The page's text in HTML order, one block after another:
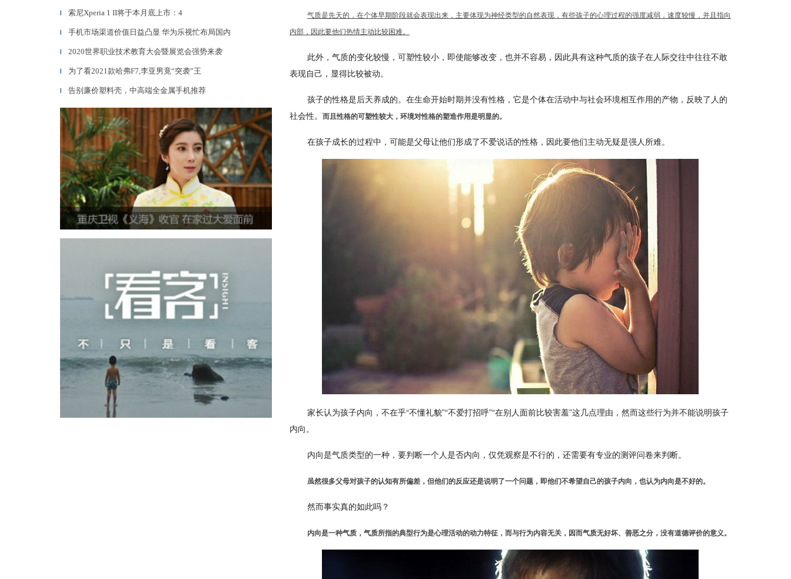
▎ 索尼Xperia 1 II将于本月底上市：4
▎ 手机市场渠道价值日益凸显 华为乐视忙布局国内
▎ 2020世界职业技术教育大会暨展览会强势来袭
▎ 为了看2021款哈弗F7,李亚男竟“突袭”王
▎ 告别廉价塑料壳，中高端全金属手机推荐
气质是先天的，在个体早期阶段就会表现出来，主要体现为神经类型的自然表现，有些孩子的心理过程的强度减弱，速度较慢，并且指向
内部，因此要他们热情主动比较困难。
此外，气质的变化较慢，可塑性较小，即使能够改变，也并不容易，因此具有这种气质的孩子在人际交往中往往不敢
表现自己，显得比较被动。
孩子的性格是后天养成的。在生命开始时期并没有性格，它是个体在活动中与社会环境相互作用的产物，反映了人的
社会性。
而且性格的可塑性较大，环境对性格的塑造作用是明显的。
在孩子成长的过程中，可能是父母让他们形成了不爱说话的性格，因此要他们主动无疑是强人所难。
家长认为孩子内向，不在乎“不懂礼貌”“不爱打招呼”“在别人面前比较害羞”这几点理由，然而这些行为并不能说明孩子
内向。
内向是气质类型的一种，要判断一个人是否内向，仅凭观察是不行的，还需要有专业的测评问卷来判断。
虽然很多父母对孩子的认知有所偏差，但他们的反应还是说明了一个问题，即他们不希望自己的孩子内向，也认为内向是不好的。
然而事实真的如此吗？
内向是一种气质，气质所指的典型行为是心理活动的动力特征，而与行为内容无关，因而气质无好坏、善恶之分，没有道德评价的意义。